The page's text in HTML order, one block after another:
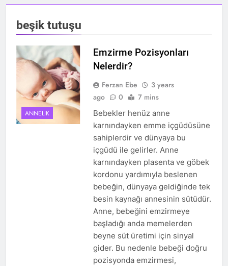
beşik tutuşu
ANNELIK
Emzirme Pozisyonları
Nelerdir?
Ferzan Ebe
3 years
ago
0 7 mins
Bebekler henüz anne
karnındayken emme içgüdüsüne
sahiplerdir ve dünyaya bu
içgüdü ile gelirler. Anne
karnındayken plasenta ve göbek
kordonu yardımıyla beslenen
bebeğin, dünyaya geldiğinde tek
besin kaynağı annesinin sütüdür.
Anne, bebeğini emzirmeye
başladığı anda memelerden
beyne süt üretimi için sinyal
gider. Bu nedenle bebeği doğru
pozisyonda emzirmesi,